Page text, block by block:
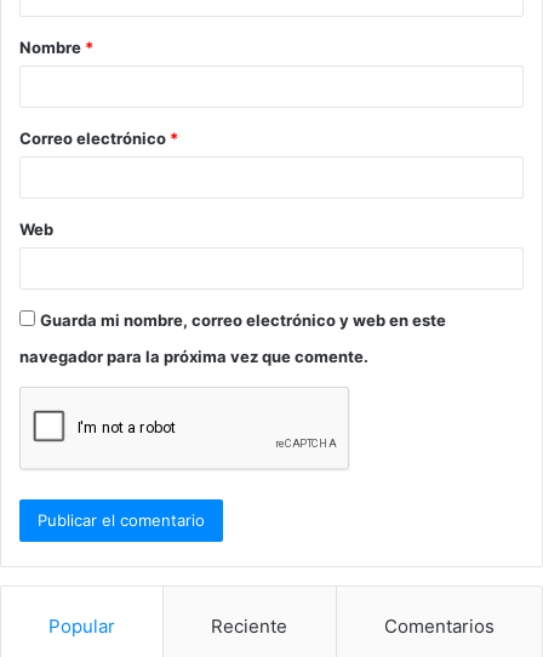
a
r
*
Nombre *
Correo electrónico *
Web
Guarda mi nombre, correo electrónico y web en este
navegador para la próxima vez que comente.
Popular Reciente Comentarios